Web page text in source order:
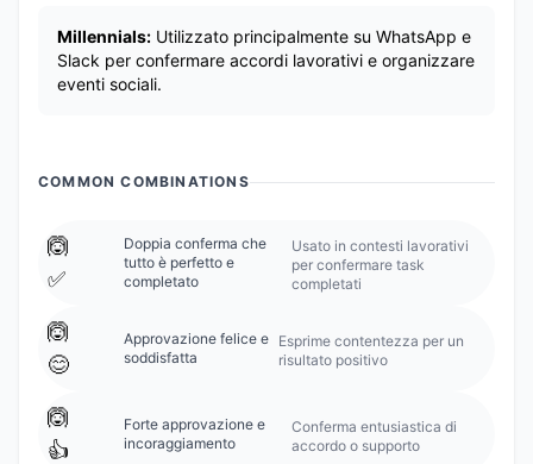
Millennials: Utilizzato principalmente su WhatsApp e
Slack per confermare accordi lavorativi e organizzare
eventi sociali.
COMMON COMBINATIONS
🙆
✅
Doppia conferma che
tutto è perfetto e
completato
Usato in contesti lavorativi
per confermare task
completati
🙆
😊
Approvazione felice e
soddisfatta
Esprime contentezza per un
risultato positivo
🙆
👍
Forte approvazione e
incoraggiamento
Conferma entusiastica di
accordo o supporto